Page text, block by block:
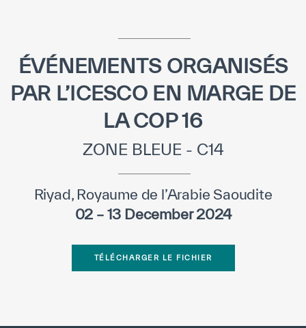
Normes Internationales de Qualité et
Ce que nous faisons
Domaines d’expertise
Secrétariat Général
Partenariats
Objectifs de développement durable
ÉVÉNEMENTS ORGANISÉS
PAR L’ICESCO EN MARGE DE
LA COP 16
ZONE BLEUE - C14
Riyad, Royaume de l’Arabie Saoudite
02 – 13 December 2024
TÉLÉCHARGER LE FICHIER